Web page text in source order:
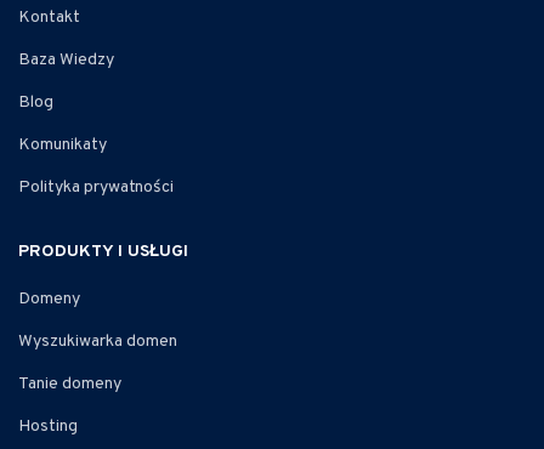
Kontakt
Baza Wiedzy
Blog
Komunikaty
Polityka prywatności
PRODUKTY I USŁUGI
Domeny
Wyszukiwarka domen
Tanie domeny
Hosting